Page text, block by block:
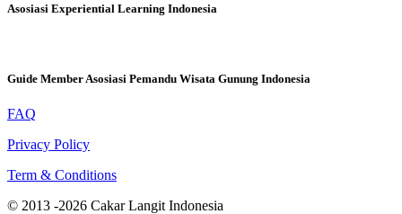
Asosiasi Experiential Learning Indonesia
Guide Member Asosiasi Pemandu Wisata Gunung Indonesia
FAQ
Privacy Policy
Term & Conditions
© 2013 -2026 Cakar Langit Indonesia